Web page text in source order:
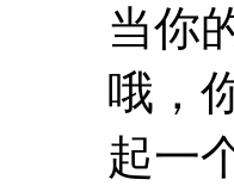
当你
哦，
起一